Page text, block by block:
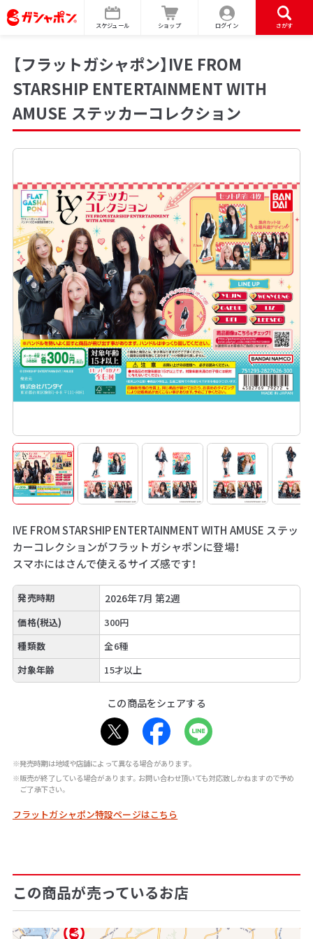
スケジュール ショップ ログイン さがす
【フラットガシャポン】IVE FROM
STARSHIP ENTERTAINMENT WITH
AMUSE ステッカーコレクション
IVE FROM STARSHIP ENTERTAINMENT WITH AMUSE ステッ
カーコレクションがフラットガシャポンに登場！
スマホにはさんで使えるサイズ感です！
発売時期 2026年7月 第2週
価格(税込)
300円
種類数
全6種
対象年齢
15才以上
この商品をシェアする
※発売時期は地域や店舗によって異なる場合があります。
※販売が終了している場合があります。お問い合わせ頂いても対応致しかねますので予め
ご了承下さい。
フラットガシャポン特設ページはこちら
この商品が売っているお店